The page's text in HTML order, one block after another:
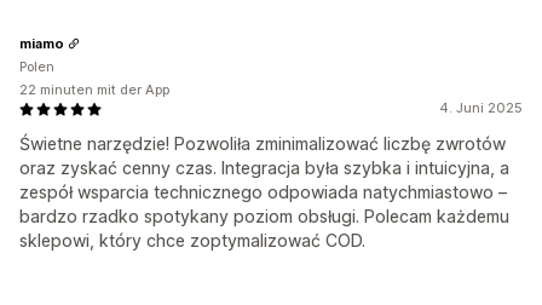
4. Juni 2025
Świetne narzędzie! Pozwoliła zminimalizować liczbę zwrotów
oraz zyskać cenny czas. Integracja była szybka i intuicyjna, a
zespół wsparcia technicznego odpowiada natychmiastowo –
bardzo rzadko spotykany poziom obsługi. Polecam każdemu
sklepowi, który chce zoptymalizować COD.
miamo
Polen
22 minuten mit der App